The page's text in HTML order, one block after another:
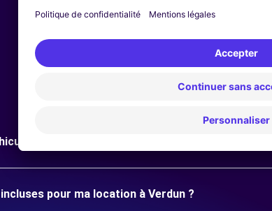
Questions
pour une longue durée à Verdun ?
pour ma location à Verdun ?